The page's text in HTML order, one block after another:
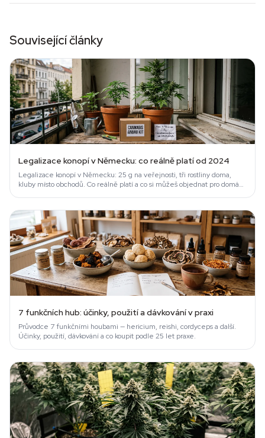
Související články
Legalizace konopí v Německu: co reálně platí od 2024
Legalizace konopí v Německu: 25 g na veřejnosti, tři rostliny doma,
kluby místo obchodů. Co reálně platí a co si můžeš objednat pro domácí
7 funkčních hub: účinky, použití a dávkování v praxi
Průvodce 7 funkčními houbami — hericium, reishi, cordyceps a další.
Účinky, použití, dávkování a co koupit podle 25 let praxe.